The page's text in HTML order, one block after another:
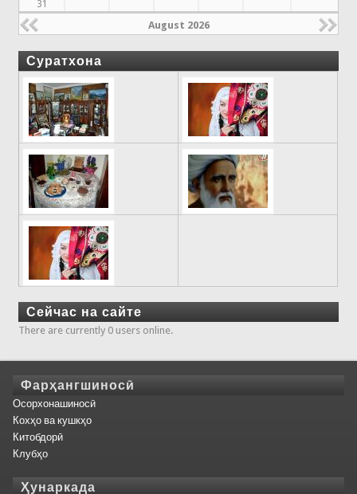
31
August 2026
Суратхона
Сейчас на сайте
There are currently 0 users online.
Фарҳангшиносӣ
Осорхонашиносӣ
Кохҳо ва кушкҳо
Китобдорӣ
Клубҳо
Ҳунаркада